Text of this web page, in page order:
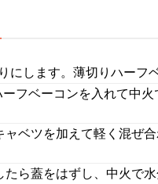
にします。薄切りハーフ
フベーコンを入れて中
ベツを加えて軽く混ぜ
ら蓋をはずし、中火で